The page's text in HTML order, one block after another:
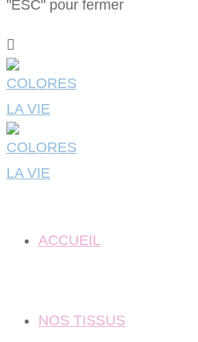
"ESC" pour fermer
ACCUEIL
NOS TISSUS